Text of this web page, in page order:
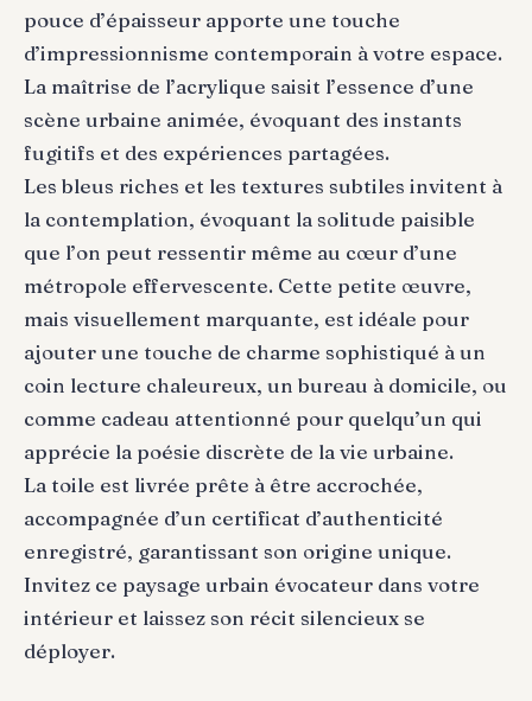
pouce d’épaisseur apporte une touche
d’impressionnisme contemporain à votre espace.
La maîtrise de l’acrylique saisit l’essence d’une
scène urbaine animée, évoquant des instants
fugitifs et des expériences partagées.
Les bleus riches et les textures subtiles invitent à
la contemplation, évoquant la solitude paisible
que l’on peut ressentir même au cœur d’une
métropole effervescente. Cette petite œuvre,
mais visuellement marquante, est idéale pour
ajouter une touche de charme sophistiqué à un
coin lecture chaleureux, un bureau à domicile, ou
comme cadeau attentionné pour quelqu’un qui
apprécie la poésie discrète de la vie urbaine.
La toile est livrée prête à être accrochée,
accompagnée d’un certificat d’authenticité
enregistré, garantissant son origine unique.
Invitez ce paysage urbain évocateur dans votre
intérieur et laissez son récit silencieux se
déployer.